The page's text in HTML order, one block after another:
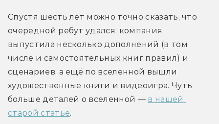
Спустя шесть лет можно точно сказать, что
очередной ребут удался: компания
выпустила несколько дополнений (в том
числе и самостоятельных книг правил) и
сценариев, а ещё по вселенной вышли
художественные книги и видеоигра. Чуть
больше деталей о вселенной — в нашей
старой статье.